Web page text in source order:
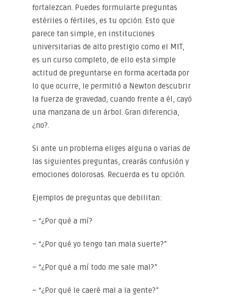
fortalezcan. Puedes formularte preguntas
estériles o fértiles, es tu opción. Esto que
parece tan simple, en instituciones
universitarias de alto prestigio como el MIT,
es un curso completo, de ello esta simple
actitud de preguntarse en forma acertada por
lo que ocurre, le permitió a Newton descubrir
la fuerza de gravedad, cuando frente a él, cayó
una manzana de un árbol. Gran diferencia,
¿no?.
Si ante un problema eliges alguna o varias de
las siguientes preguntas, crearás confusión y
emociones dolorosas. Recuerda es tu opción.
Ejemplos de preguntas que debilitan:
– “¿Por qué a mí?
– “¿Por qué yo tengo tan mala suerte?”
– “¿Por qué a mí todo me sale mal?”
– “¿Por qué le caeré mal a la gente?”